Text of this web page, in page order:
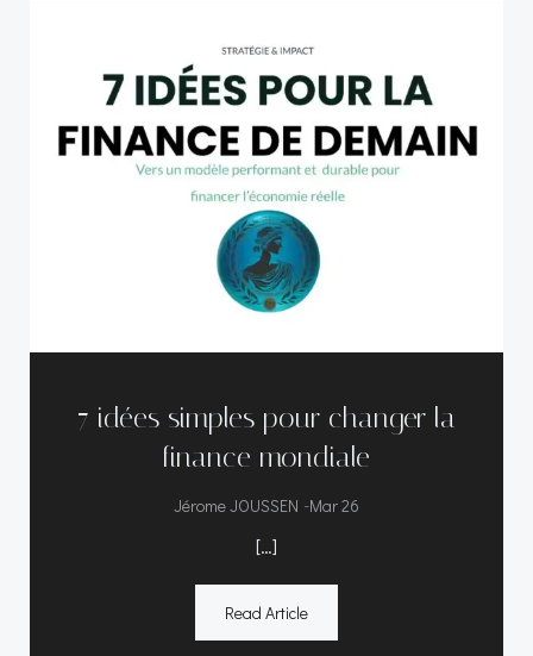
7 idées simples pour changer la
finance mondiale
Jérome JOUSSEN -Mar 26
[…]
Read Article